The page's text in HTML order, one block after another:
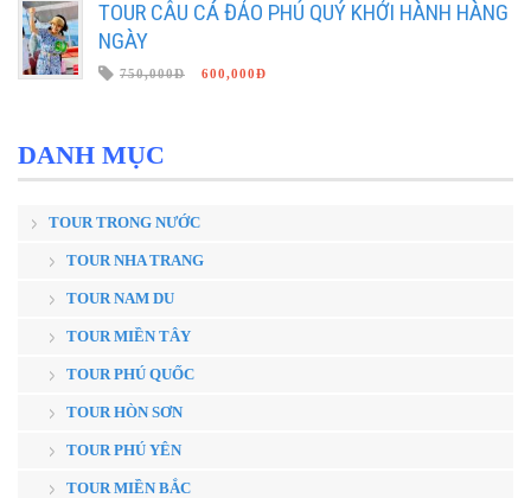
TOUR CÂU CÁ ĐẢO PHÚ QUÝ KHỞI HÀNH HÀNG
NGÀY
750,000Đ 600,000Đ
DANH MỤC
TOUR TRONG NƯỚC
TOUR NHA TRANG
TOUR NAM DU
TOUR MIỀN TÂY
TOUR PHÚ QUỐC
TOUR HÒN SƠN
TOUR PHÚ YÊN
TOUR MIỀN BẮC